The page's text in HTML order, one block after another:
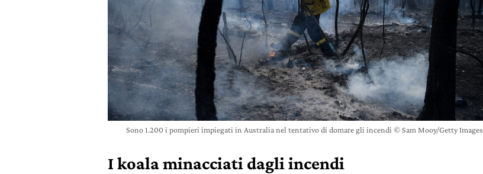
Sono 1.200 i pompieri impiegati in Australia nel tentativo di domare gli incendi © Sam Mooy/Getty Images
I koala minacciati dagli incendi